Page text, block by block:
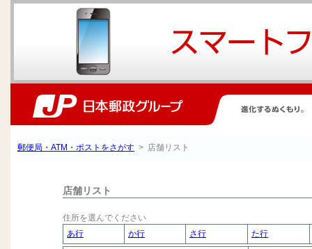
郵便局・ATM・ポストをさがす > 店舗リスト
店舗リスト
住所を選んでください
あ行
か行 さ行 た行